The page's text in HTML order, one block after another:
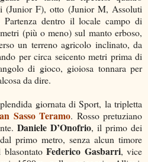
(Junior F), otto (Junior M, Assoluti
dentro il locale campo di
(più o meno) sul manto erboso,
un terreno agricolo inclinato, da
per circa seicento metri prima di
di gioco, gioiosa tonnara per
da dire.
giornata di Sport, la tripletta
Sasso Teramo. Rosso pretuziano
Daniele D’Onofrio, il primo dei
primo metro, senza alcun timore
blasontatoFederico Gasbarri, vice